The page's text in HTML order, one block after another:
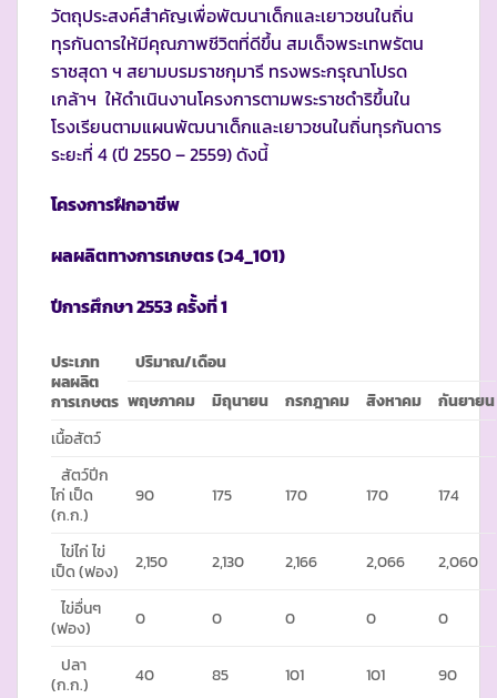
วัตถุประสงค์สำคัญเพื่อพัฒนาเด็กและเยาวชนในถิ่น
ทุรกันดารให้มีคุณภาพชีวิตที่ดีขึ้น สมเด็จพระเทพรัตน
ราชสุดา ฯ สยามบรมราชกุมารี ทรงพระกรุณาโปรด
เกล้าฯ ให้ดำเนินงานโครงการตามพระราชดำริขึ้นใน
โรงเรียนตามแผนพัฒนาเด็กและเยาวชนในถิ่นทุรกันดาร
ระยะที่ 4 (ปี 2550 – 2559) ดังนี้
โครงการฝึกอาชีพ
ผลผลิตทางการเกษตร (ว4_101)
ปีการศึกษา2553 ครั้งที่ 1
ประเภท
ผลผลิต
การเกษตร
ปริมาณ/เดือน
พฤษภาคม
มิถุนายน กรกฎาคม สิงหาคม
กันยายน
เนื้อสัตว์
สัตว์ปีก
ไก่ เป็ด
(ก.ก.)
90 175 170 170 174
ไข่ไก่ ไข่
เป็ด (ฟอง)
2,150 2,130 2,166 2,066
2,060
ไข่อื่นๆ
(ฟอง)
0 0 0 0
0
ปลา
(ก.ก.)
40 85 101 101
90